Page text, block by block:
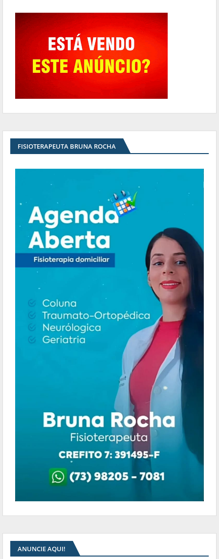
FISIOTERAPEUTA BRUNA ROCHA
ANUNCIE AQUI!